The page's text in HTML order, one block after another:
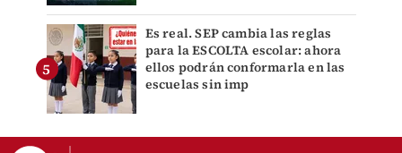
Es real. SEP cambia las reglas
para la ESCOLTA escolar: ahora
ellos podrán conformarla en las
escuelas sin imp